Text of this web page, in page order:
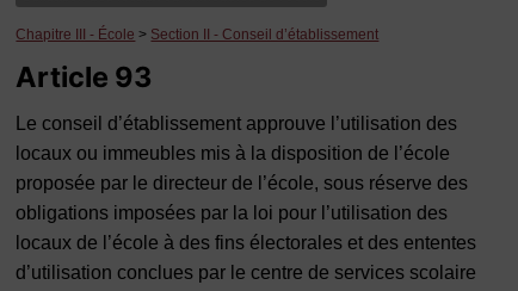
Chapitre III - École > Section II - Conseil d’établissement
Article 93
Le conseil d’établissement approuve l’utilisation des
locaux ou immeubles mis à la disposition de l’école
proposée par le directeur de l’école, sous réserve des
obligations imposées par la loi pour l’utilisation des
locaux de l’école à des fins électorales et des ententes
d’utilisation conclues par le centre de services scolaire